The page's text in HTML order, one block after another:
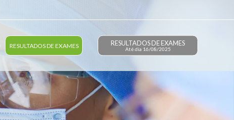
RESULTADOS DE EXAMES RESULTADOS DE EXAMES
Até dia 16/08/2025